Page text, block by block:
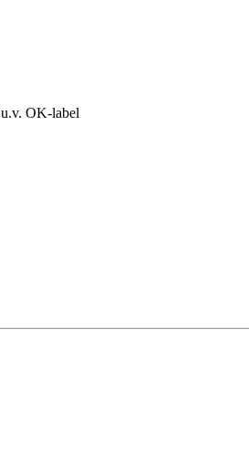
OK-label